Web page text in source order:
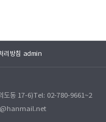
리방침 admin
도동 17-6)Tel: 02-780-9661~2